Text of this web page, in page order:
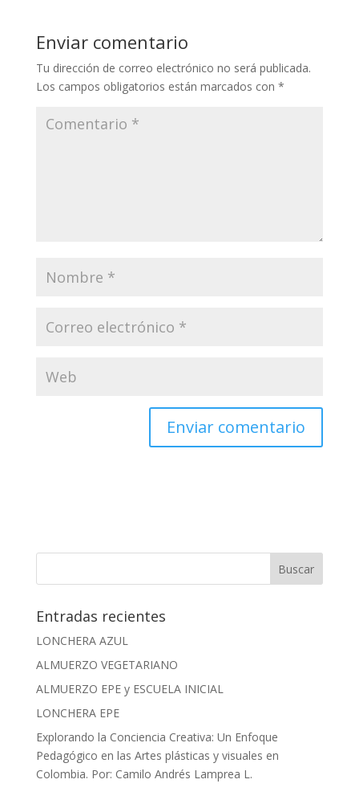
Enviar comentario
Tu dirección de correo electrónico no será publicada.
Los campos obligatorios están marcados con *
Entradas recientes
LONCHERA AZUL
ALMUERZO VEGETARIANO
ALMUERZO EPE y ESCUELA INICIAL
LONCHERA EPE
Explorando la Conciencia Creativa: Un Enfoque
Pedagógico en las Artes plásticas y visuales en
Colombia. Por: Camilo Andrés Lamprea L.